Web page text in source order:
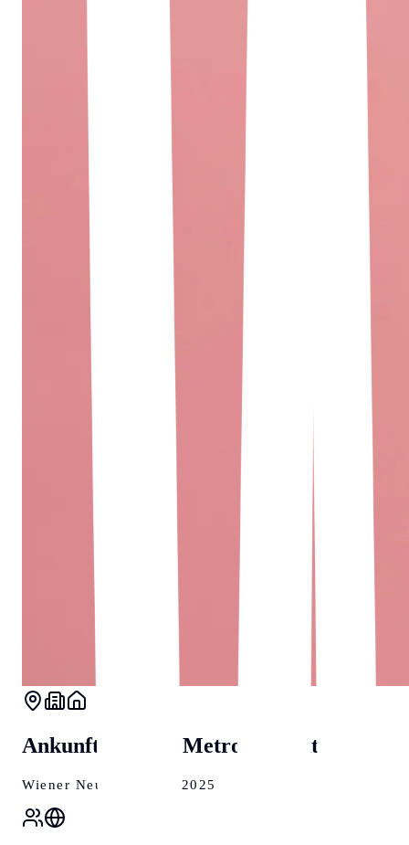
Ankunft in einer Metropole mit Herz
Wiener Neustadt 2024/2025